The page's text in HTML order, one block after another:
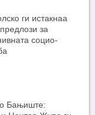
ги истакнаа
за
социо-
Бањиште: